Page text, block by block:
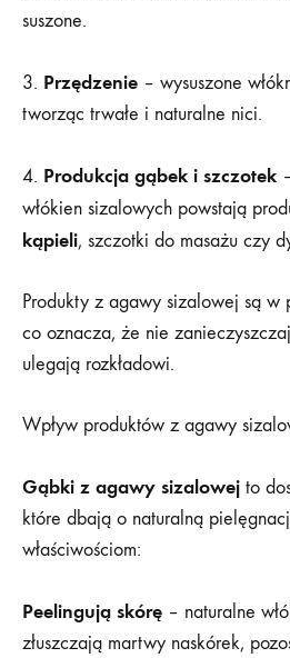
suszone.
3. Przędzenie – wysuszone
tworząc trwałe i naturalne nici.
4. Produkcja gąbek i szczotek
włókien sizalowych powstają
kąpieli, szczotki do masażu czy
Produkty z agawy sizalowej są w
co oznacza, że nie
ulegają rozkładowi.
Wpływ produktów z agawy
Gąbki z agawy sizalowej to
które dbają o naturalną
właściwościom:
Peelingują skórę – naturalne
złuszczają martwy naskórek,